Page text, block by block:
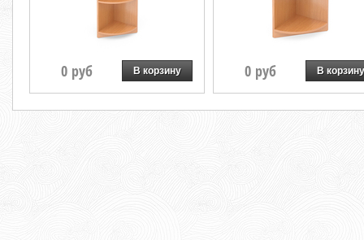
0 руб В корзину 0 руб В корзину